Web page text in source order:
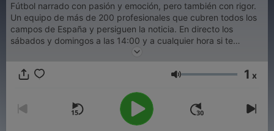
Fútbol narrado con pasión y emoción, pero también con rigor.
Un equipo de más de 200 profesionales que cubren todos los
campos de España y persiguen la noticia. En directo los
sábados y domingos a las 14:00 y a cualquier hora si te
Сила на звука
1 x